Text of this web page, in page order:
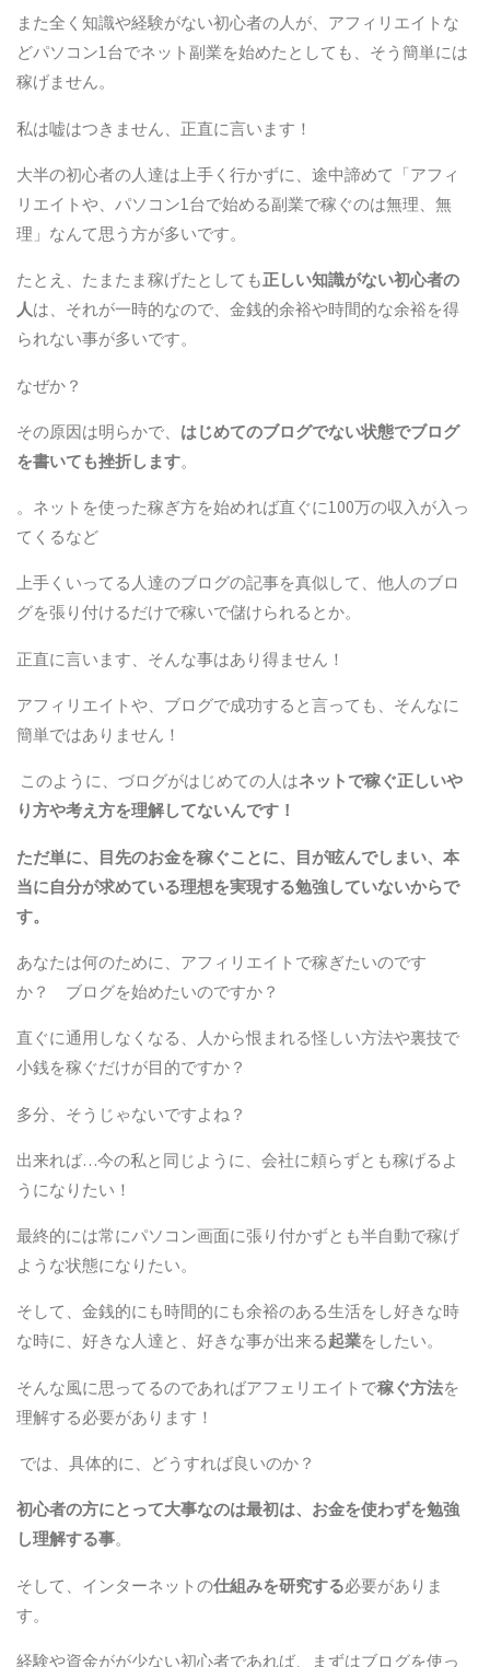
また全く知識や経験がない初心者の人が、アフィリエイトな
どパソコン1台でネット副業を始めたとしても、そう簡単には
稼げません。
私は嘘はつきません、正直に言います！
大半の初心者の人達は上手く行かずに、途中諦めて「アフィ
リエイトや、パソコン1台で始める副業で稼ぐのは無理、無
理」なんて思う方が多いです。
たとえ、たまたま稼げたとしても正しい知識がない初心者の
人は、それが一時的なので、金銭的余裕や時間的な余裕を得
られない事が多いです。
なぜか？
その原因は明らかで、 はじめてのブログでない状態でブログ
を書いても挫折します。
。ネットを使った稼ぎ方を始めれば直ぐに100万の収入が入っ
てくるなど
上手くいってる人達のブログの記事を真似して、他人のブロ
グを張り付けるだけで稼いで儲けられるとか。
正直に言います、そんな事はあり得ません！
アフィリエイトや、ブログで成功すると言っても、そんなに
簡単ではありません！
このように、づログがはじめての人はネットで稼ぐ正しいや
り方や考え方を理解してないんです！
ただ単に、目先のお金を稼ぐことに、目が眩んでしまい、本
当に自分が求めている理想を実現する勉強していないからで
す。
あなたは何のために、アフィリエイトで稼ぎたいのです
か？ ブログを始めたいのですか？
直ぐに通用しなくなる、人から恨まれる怪しい方法や裏技で
小銭を稼ぐだけが目的ですか？
多分、そうじゃないですよね？
出来れば…今の私と同じように、会社に頼らずとも稼げるよ
うになりたい！
最終的には常にパソコン画面に張り付かずとも半自動で稼げ
ような状態になりたい。
そして、金銭的にも時間的にも余裕のある生活をし好きな時
な時に、好きな人達と、好きな事が出来る起業をしたい。
そんな風に思ってるのであればアフェリエイトで稼ぐ方法を
理解する必要があります！
では、具体的に、どうすれば良いのか？
初心者の方にとって大事なのは最初は、 お金を使わずを勉強
し理解する事。
そして、インターネットの仕組みを研究する必要がありま
す。
経験や資金がが少ない初心者であれば、まずはブログを使っ